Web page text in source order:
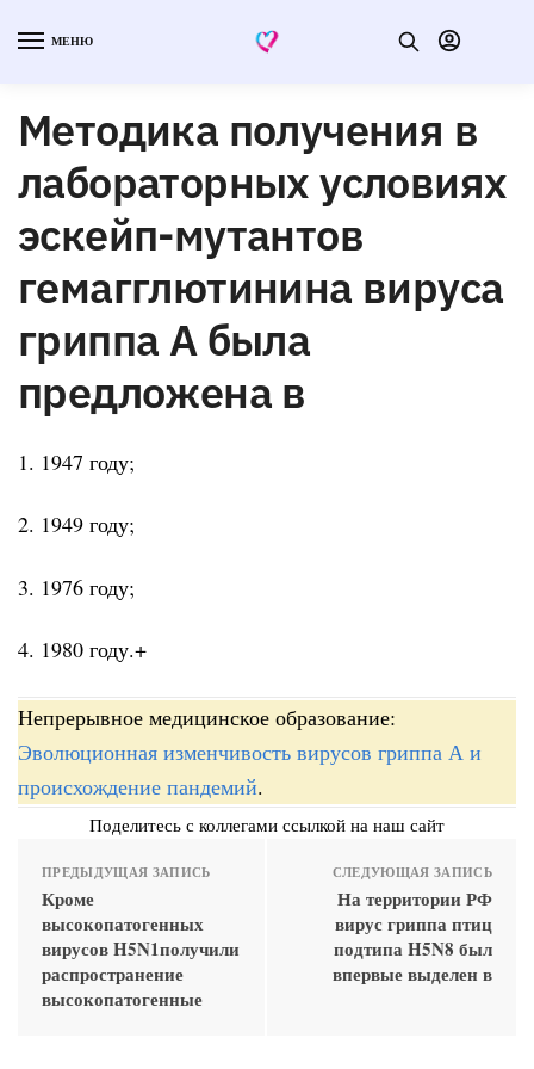
МЕНЮ
Методика получения в
лабораторных условиях
эскейп-мутантов
гемагглютинина вируса
гриппа А была
предложена в
1. 1947 году;
2. 1949 году;
3. 1976 году;
4. 1980 году.+
Непрерывное медицинское образование:
Эволюционная изменчивость вирусов гриппа А и
происхождение пандемий.
Поделитесь с коллегами ссылкой на наш сайт
ПРЕДЫДУЩАЯ ЗАПИСЬ
Кроме
высокопатогенных
вирусов H5N1получили
распространение
высокопатогенные
СЛЕДУЮЩАЯ ЗАПИСЬ
На территории РФ
вирус гриппа птиц
подтипа H5N8 был
впервые выделен в